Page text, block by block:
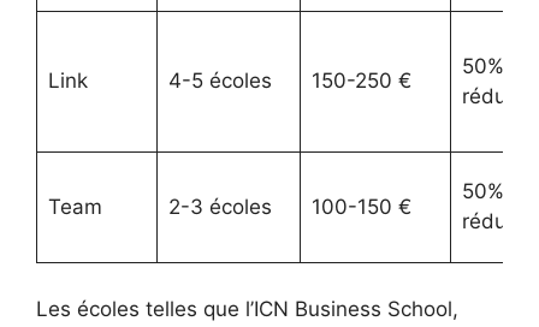
Link 4-5 écoles 150-250 €
50%
Team 2-3 écoles 100-150 €
50%
Les écoles telles que l’ICN Business School,